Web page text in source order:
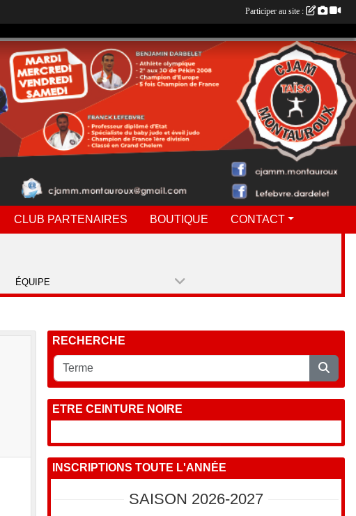
CLUB PARTENAIRES BOUTIQUE CONTACT
ÉQUIPE
RECHERCHE
ETRE CEINTURE NOIRE
INSCRIPTIONS TOUTE L'ANNÉE
SAISON 2026-2027
Participer au site :